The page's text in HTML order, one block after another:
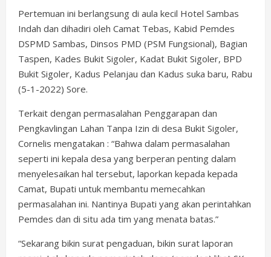
Pertemuan ini berlangsung di aula kecil Hotel Sambas
Indah dan dihadiri oleh Camat Tebas, Kabid Pemdes
DSPMD Sambas, Dinsos PMD (PSM Fungsional), Bagian
Taspen, Kades Bukit Sigoler, Kadat Bukit Sigoler, BPD
Bukit Sigoler, Kadus Pelanjau dan Kadus suka baru, Rabu
(5-1-2022) Sore.
Terkait dengan permasalahan Penggarapan dan
Pengkavlingan Lahan Tanpa Izin di desa Bukit Sigoler,
Cornelis mengatakan : “Bahwa dalam permasalahan
seperti ini kepala desa yang berperan penting dalam
menyelesaikan hal tersebut, laporkan kepada kepada
Camat, Bupati untuk membantu memecahkan
permasalahan ini. Nantinya Bupati yang akan perintahkan
Pemdes dan di situ ada tim yang menata batas.”
“Sekarang bikin surat pengaduan, bikin surat laporan